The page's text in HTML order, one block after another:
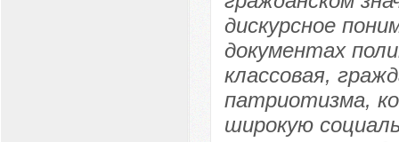
дискурсное
документах
классовая,
патриотизма,
широкую